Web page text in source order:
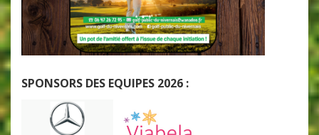
SPONSORS DES EQUIPES 2026 :